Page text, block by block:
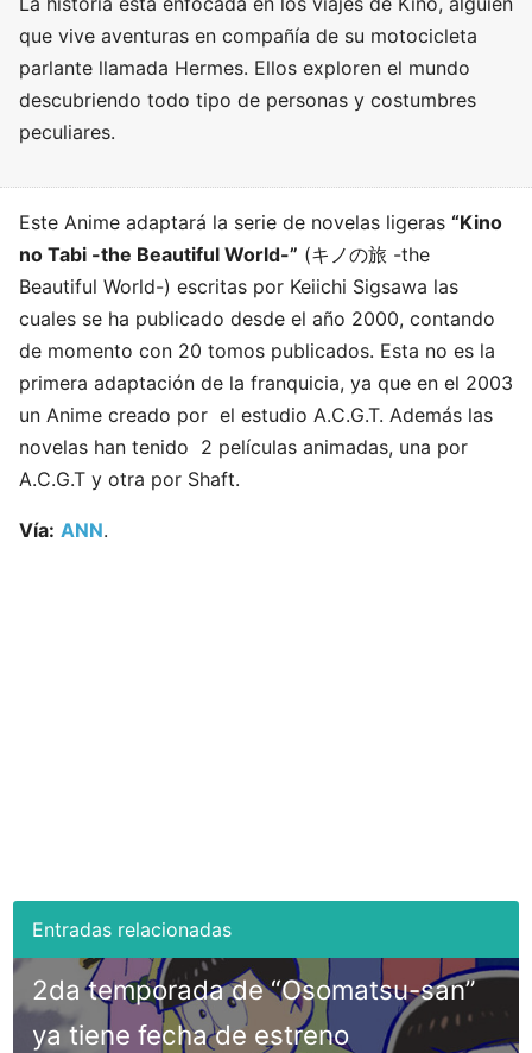
que vive aventuras en compañía de su motocicleta
parlante llamada Hermes. Ellos exploren el mundo
descubriendo todo tipo de personas y costumbres
peculiares.
Este Anime adaptará la serie de novelas ligeras “Kino
no Tabi -the Beautiful World-” (キノの旅 -the
Beautiful World-) escritas por Keiichi Sigsawa las
cuales se ha publicado desde el año 2000, contando
de momento con 20 tomos publicados. Esta no es la
primera adaptación de la franquicia, ya que en el 2003
un Anime creado por el estudio A.C.G.T. Además las
novelas han tenido 2 películas animadas, una por
A.C.G.T y otra por Shaft.
Vía: ANN.
2da temporada de “Osomatsu-san”
ya tiene fecha de estreno